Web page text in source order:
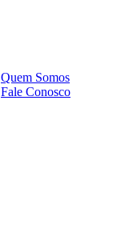
Quem Somos
Fale Conosco